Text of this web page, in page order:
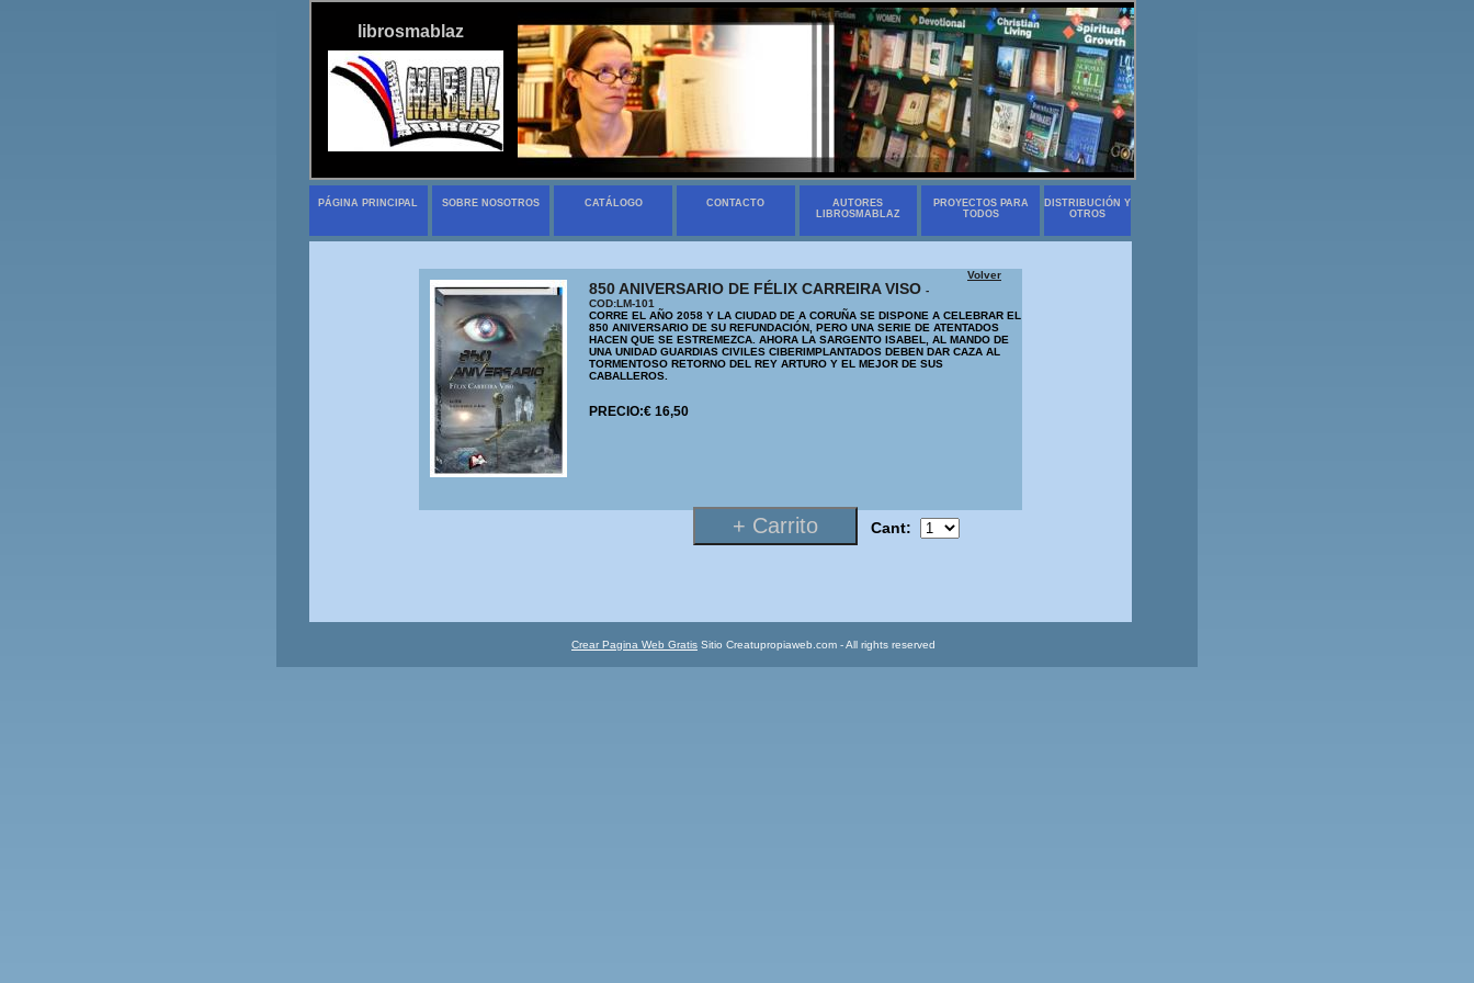
librosmablaz
PÁGINA PRINCIPAL SOBRE NOSOTROS CATÁLOGO CONTACTO
AUTORES
LIBROSMABLAZ
PROYECTOS PARA
TODOS
DISTRIBUCIÓN Y
OTROS
Volver
850 ANIVERSARIO DE FÉLIX CARREIRA VISO -
COD:LM-101
CORRE EL AÑO 2058 Y LA CIUDAD DE A CORUÑA SE DISPONE A CELEBRAR EL
850 ANIVERSARIO DE SU REFUNDACIÓN, PERO UNA SERIE DE ATENTADOS
HACEN QUE SE ESTREMEZCA. AHORA LA SARGENTO ISABEL, AL MANDO DE
UNA UNIDAD GUARDIAS CIVILES CIBERIMPLANTADOS DEBEN DAR CAZA AL
TORMENTOSO RETORNO DEL REY ARTURO Y EL MEJOR DE SUS
CABALLEROS.
PRECIO:€ 16,50
Cant:
Crear Pagina Web Gratis Sitio Creatupropiaweb.com - All rights reserved